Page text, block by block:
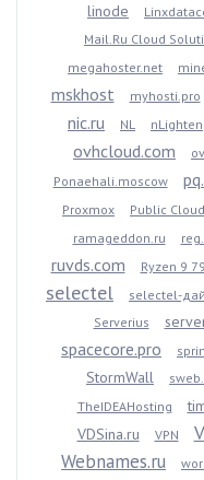
linode
Mail.Ru Cloud
megahoster.net
mskhost
myhosti.pro
nic.ru
NL nLighten
ovhcloud.com
Ponaehali.moscow
Proxmox
Public
ramageddon.ru
ruvds.com Ryzen 9
selectel selectel-
Serverius
spacecore.pro
StormWall
TheIDEAHosting
VDSina.ru VPN
Webnames.ru